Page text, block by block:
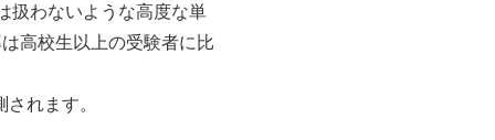
扱わないような高度な単
高校生以上の受験者に比
れます。